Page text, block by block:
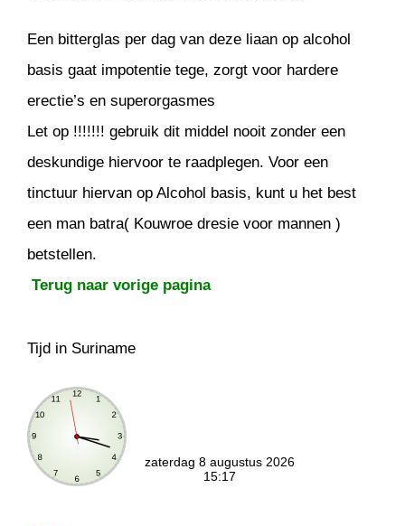
Een bitterglas per dag van deze liaan op alcohol
basis gaat impotentie tege, zorgt voor hardere
erectie’s en superorgasmes
Let op !!!!!!! gebruik dit middel nooit zonder een
deskundige hiervoor te raadplegen. Voor een
tinctuur hiervan op Alcohol basis, kunt u het best
een man batra( Kouwroe dresie voor mannen )
betstellen.
Terug naar vorige pagina
Tijd in Suriname